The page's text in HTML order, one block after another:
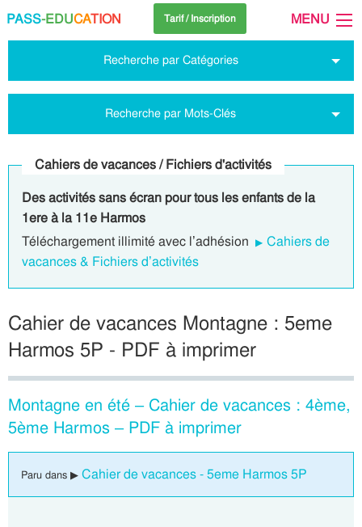
PASS-EDUCATION Tarif / Inscription MENU
Recherche par Catégories
Recherche par Mots-Clés
Cahiers de vacances / Fichiers d'activités
Des activités sans écran pour tous les enfants de la
1ere à la 11e Harmos
Téléchargement illimité avec l’adhésion
Cahiers de
vacances & Fichiers d’activités
Cahier de vacances Montagne : 5eme
Harmos 5P - PDF à imprimer
Montagne en été – Cahier de vacances : 4ème,
5ème Harmos – PDF à imprimer
Paru dans ▶ Cahier de vacances - 5eme Harmos 5P